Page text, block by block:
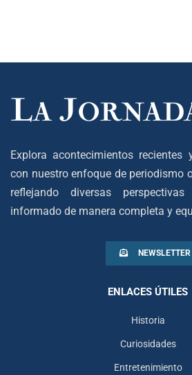
Explora acontecimientos recientes
con nuestro enfoque de periodismo
reflejando diversas
informado de manera completa y
NEWSLETTER
ENLACES ÚTILES
Historia
Curiosidades
Entretenimiento